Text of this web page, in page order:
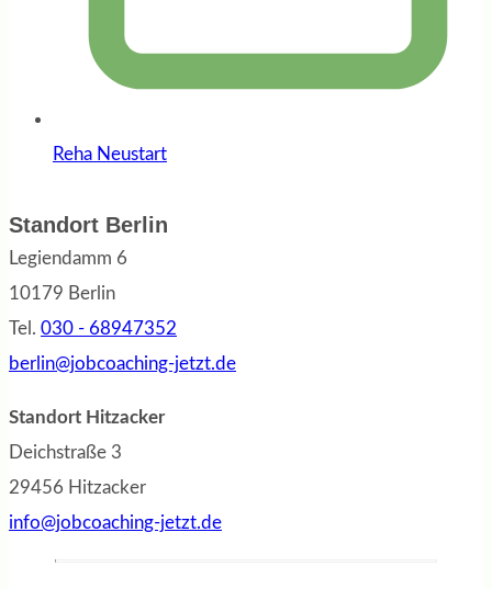
Reha Neustart
Standort Berlin
Legiendamm 6
10179 Berlin
Tel. 030 - 68947352
berlin@jobcoaching-jetzt.de
Standort Hitzacker
Deichstraße 3
29456 Hitzacker
info@jobcoaching-jetzt.de